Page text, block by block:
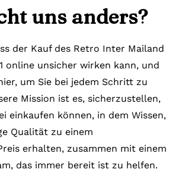
uns anders?
der Kauf des Retro Inter Mailand
online unsicher wirken kann, und
um Sie bei jedem Schritt zu
Mission ist es, sicherzustellen,
einkaufen können, in dem Wissen,
Qualität zu einem
erhalten, zusammen mit einem
das immer bereit ist zu helfen.